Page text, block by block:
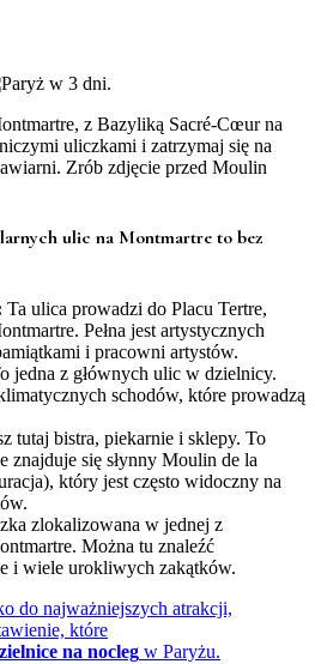
z Bazyliką Sacré-Cœur na
uliczkami i zatrzymaj się na
Zrób zdjęcie przed Moulin
ulic na Montmartre to bez
Ta ulica prowadzi do Placu Tertre,
Pełna jest artystycznych
i pracowni artystów.
jedna z głównych ulic w dzielnicy.
schodów, które prowadzą
tutaj bistra, piekarnie i sklepy. To
znajduje się słynny Moulin de la
który jest często widoczny na
zlokalizowana w jednej z
Można tu znaleźć
i wiele urokliwych zakątków.
do najważniejszych atrakcji,
które
na nocleg w Paryżu.